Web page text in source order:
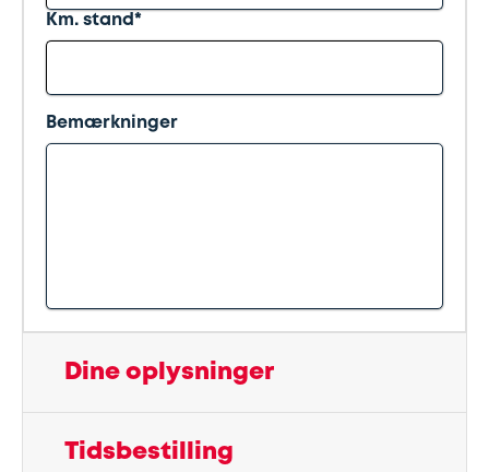
Tandrem
Serviceaftale
Mobilitet
Fdm
Finansiering
Km. stand*
Bemærkninger
Dine oplysninger
Tidsbestilling